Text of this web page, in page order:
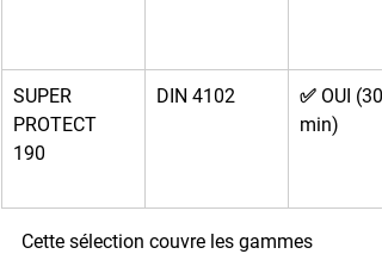
SUPER
PROTECT
190
DIN 4102
✅ OUI (30
min)
Cette sélection couvre les gammes